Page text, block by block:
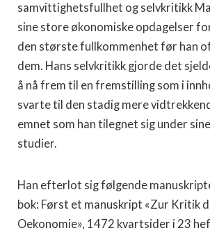
samvittighetsfullhet og selvkritikk
sine store økonomiske opdagelser
den største fullkommenhet før han
dem. Hans selvkritikk gjorde det
å nå frem til en fremstilling som i
svarte til den stadig mere
emnet som han tilegnet sig under
studier.
Han efterlot sig følgende
bok: Først et manuskript «Zur Kritik
Oekonomie», 1472 kvartsider i 23